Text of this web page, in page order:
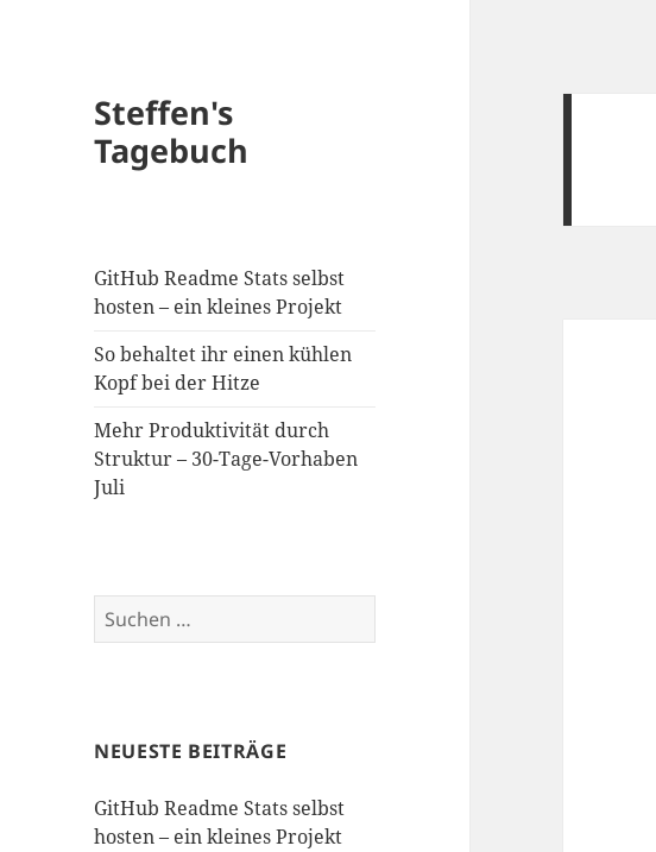
Steffen's
Tagebuch
GitHub Readme Stats selbst
hosten – ein kleines Projekt
So behaltet ihr einen kühlen
Kopf bei der Hitze
Mehr Produktivität durch
Struktur – 30-Tage-Vorhaben
Juli
Suchen
nach:
NEUESTE BEITRÄGE
GitHub Readme Stats selbst
hosten – ein kleines Projekt